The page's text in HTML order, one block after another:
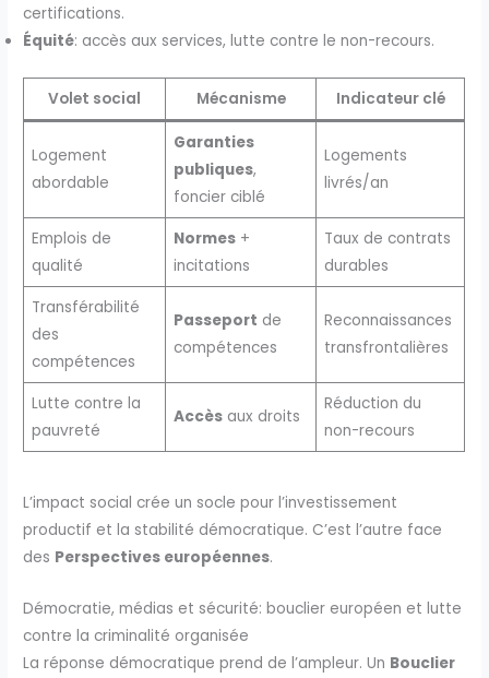
certifications.
Équité: accès aux services, lutte contre le non-recours.
Volet social Mécanisme Indicateur clé
Logement
abordable
Garanties
publiques,
foncier ciblé
Logements
livrés/an
Emplois de
qualité
Normes+
incitations
Taux de contrats
durables
Transférabilité
des
compétences
Passeport de
compétences
Reconnaissances
transfrontalières
Lutte contre la
pauvreté
Accèsaux droits
Réduction du
non-recours
L’impact social crée un socle pour l’investissement
productif et la stabilité démocratique. C’est l’autre face
des Perspectives européennes.
Démocratie, médias et sécurité: bouclier européen et lutte
contre la criminalité organisée
La réponse démocratique prend de l’ampleur. Un Bouclier